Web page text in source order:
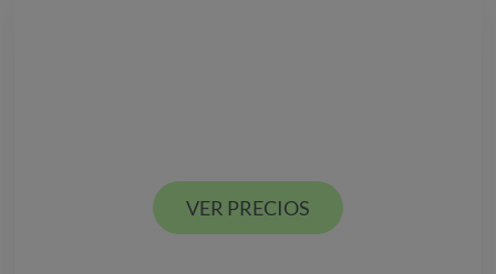
VER PRECIOS